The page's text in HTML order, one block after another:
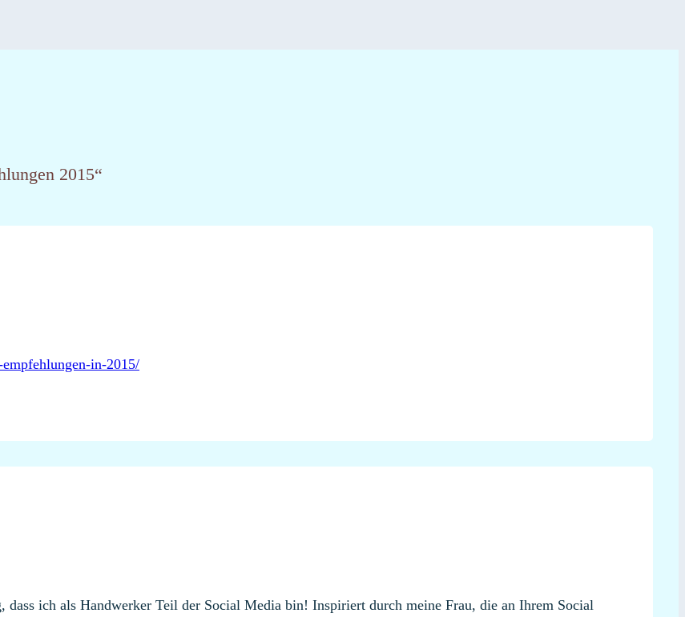
2015“
in-2015/
dass ich als Handwerker Teil der Social Media bin! Inspiriert durch meine Frau, die an Ihrem Social